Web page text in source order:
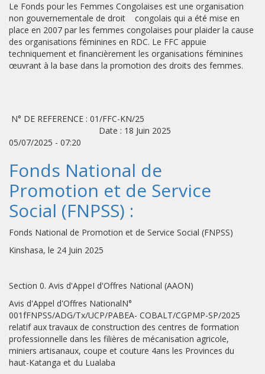
Le Fonds pour les Femmes Congolaises est une organisation
non gouvernementale de droit congolais qui a été mise en
place en 2007 par les femmes congolaises pour plaider la cause
des organisations féminines en RDC. Le FFC appuie
techniquement et financièrement les organisations féminines
œuvrant à la base dans la promotion des droits des femmes.
N° DE REFERENCE : 01/FFC-KN/25
Date : 18 Juin 2025
05/07/2025 - 07:20
Fonds National de
Promotion et de Service
Social (FNPSS) :
Fonds National de Promotion et de Service Social (FNPSS)
Kinshasa, le 24 Juin 2025
Section 0. Avis d'AppeI d'Offres National (AAON)
Avis d'Appel d'Offres NationalN°
001fFNPSS/ADG/Tx/UCP/PABEA- COBALT/CGPMP-SP/2025
relatif aux travaux de construction des centres de formation
professionnelle dans les filières de mécanisation agricole,
miniers artisanaux, coupe et couture 4ans les Provinces du
haut-Katanga et du Lualaba